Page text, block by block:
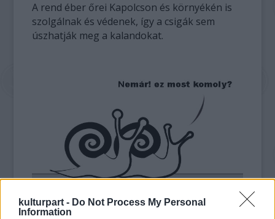
kulturpart - Do Not Process My Personal
Information
A rend éber őrei Kapolcson és környékén is
szolgálnak és védenek, így a csigák sem
úszhatják meg a kalandokat.